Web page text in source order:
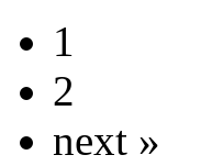
1
2
next »